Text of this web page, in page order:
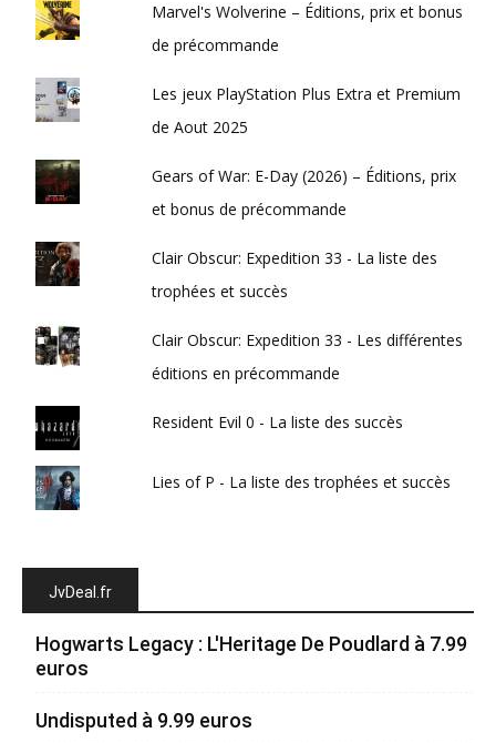
Marvel's Wolverine – Éditions, prix et bonus
de précommande
Les jeux PlayStation Plus Extra et Premium
de Aout 2025
Gears of War: E-Day (2026) – Éditions, prix
et bonus de précommande
Clair Obscur: Expedition 33 - La liste des
trophées et succès
Clair Obscur: Expedition 33 - Les différentes
éditions en précommande
Resident Evil 0 - La liste des succès
Lies of P - La liste des trophées et succès
JvDeal.fr
Hogwarts Legacy : L'Heritage De Poudlard à 7.99
euros
Undisputed à 9.99 euros